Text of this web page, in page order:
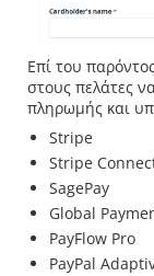
Επί του
στους πελάτες
πληρωμής και
Stripe
Stripe
SagePay
Global
PayFlow Pro
PayPal